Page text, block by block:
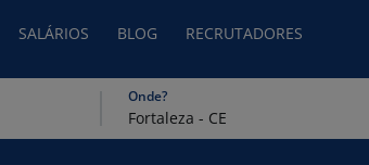
SALÁRIOS BLOG RECRUTADORES
Onde?